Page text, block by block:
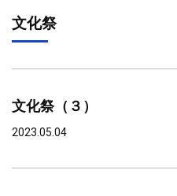
文化祭
文化祭（３）
2023.05.04